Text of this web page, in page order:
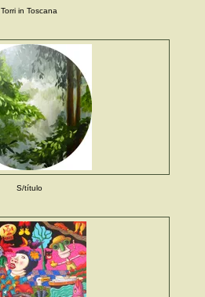
Torri in Toscana
S/título